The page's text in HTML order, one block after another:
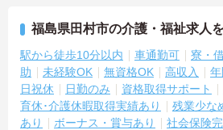
福島県田村市の介護・福祉求人
駅から徒歩10分以内 車通勤可 寮・
助
未経験OK 無資格OK 高収入
日祝休
日勤のみ 資格取得サポート
育休･介護休暇取得実績あり
残業少な
あり
ボーナス・賞与あり 社会保険